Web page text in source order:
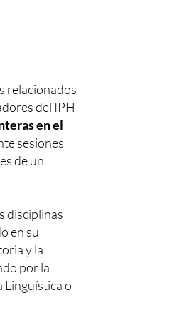
relacionados
del IPH
en el
sesiones
de un
disciplinas
en su
y la
por la
Lingüística o